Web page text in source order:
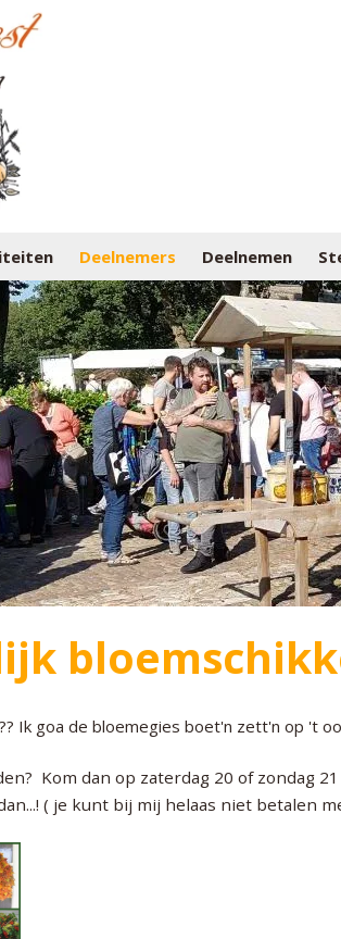
Deelnemers Deelnemen
Ik goa de bloemegies boet'n zett'n op 't
Kom dan op zaterdag 20 of zondag
( je kunt bij mij helaas niet betalen